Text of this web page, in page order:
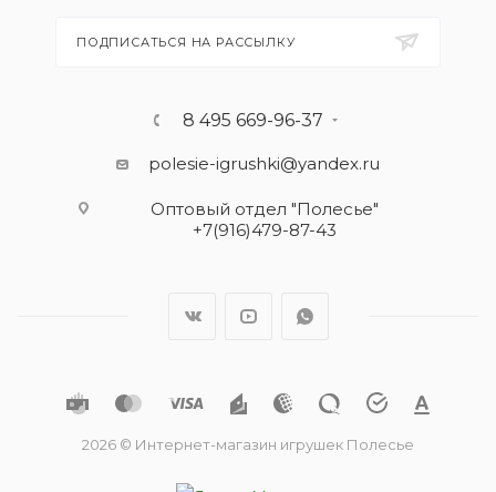
ПОДПИСАТЬСЯ НА РАССЫЛКУ
8 495 669-96-37
polesie-igrushki@yandex.ru
Оптовый отдел "Полесье"
+7(916)479-87-43
2026 © Интернет-магазин игрушек Полесье